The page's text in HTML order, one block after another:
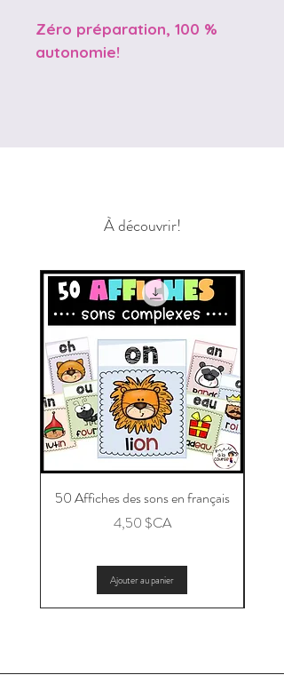
Zéro préparation, 100 %
autonomie!
À découvrir!
50 Affiches des sons en français
Prix
4,50 $CA
Ajouter au panier